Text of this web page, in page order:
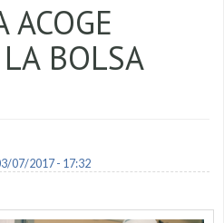
ACOGE
BOLSA
07/2017 - 17:32